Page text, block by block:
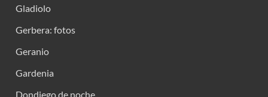
Gladiolo
Gerbera: fotos
Geranio
Gardenia
Dondiego de noche